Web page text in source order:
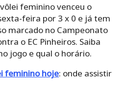
feminino venceu o
feira por 3 x 0 e já tem
marcado no Campeonato
o EC Pinheiros. Saiba
jogo e qual o horário.
feminino hoje: onde assistir